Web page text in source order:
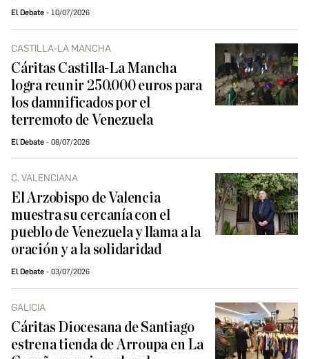
El Debate 10/07/2026
CASTILLA-LA MANCHA
Cáritas Castilla-La Mancha
logra reunir 250.000 euros para
los damnificados por el
terremoto de Venezuela
El Debate 08/07/2026
C. VALENCIANA
El Arzobispo de Valencia
muestra su cercanía con el
pueblo de Venezuela y llama a la
oración y a la solidaridad
El Debate 03/07/2026
GALICIA
Cáritas Diocesana de Santiago
estrena tienda de Arroupa en La